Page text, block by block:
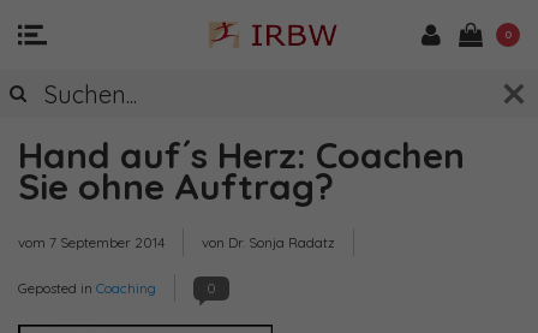
0
Hand auf´s Herz: Coachen
Sie ohne Auftrag?
vom 7 September 2014 von Dr. Sonja Radatz
Geposted in Coaching 0